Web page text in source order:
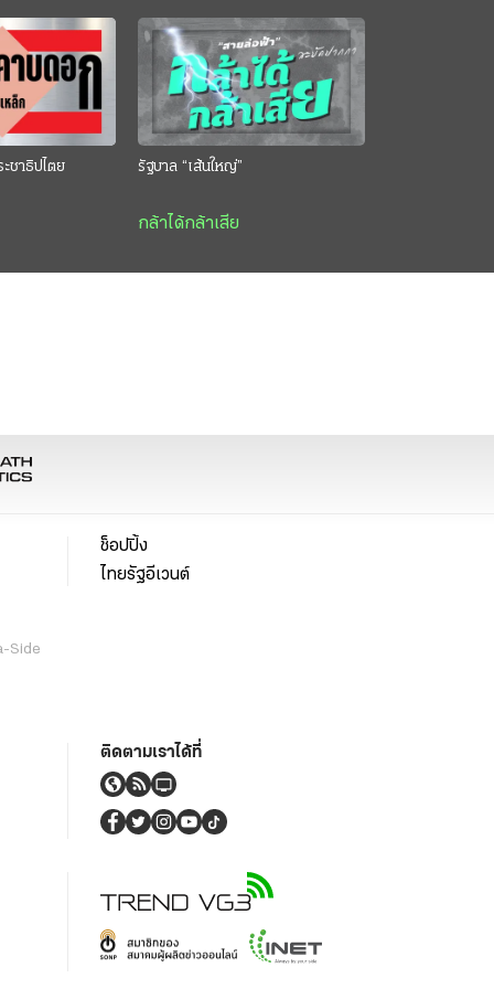
ชาธิปไตย รัฐบาล “เส้นใหญ่”
กล้าได้กล้าเสีย
Side
ช็อปปิ้ง
ไทยรัฐอีเวนต์
ติดตามเราได้ที่